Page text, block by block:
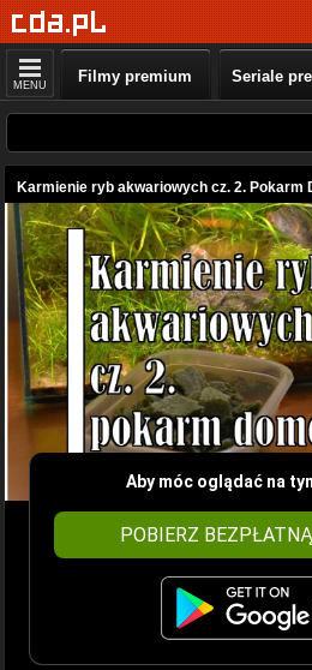
MENU Filmy premium Seriale
Karmienie ryb akwariowych cz. 2. Pokarm
Aby móc oglądać na
POBIERZ